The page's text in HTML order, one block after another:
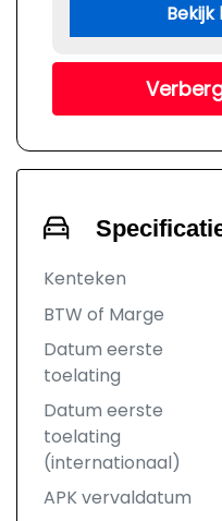
Kenteken
BTW of Marge
Datum eerste
toelating
Datum eerste
toelating
(internationaal)
APK vervaldatum